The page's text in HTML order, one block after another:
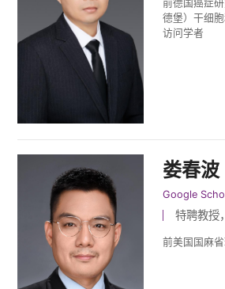
前德国癌症
德堡）干细
访问学者
娄春波
Google
特聘教授
前美国国麻